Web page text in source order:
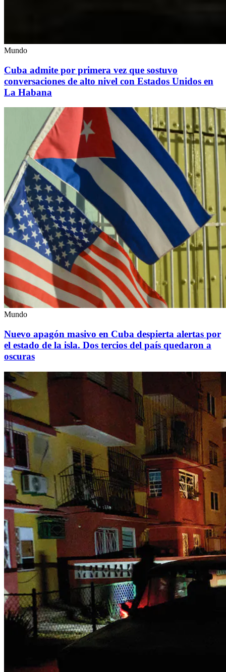
Mundo
Cuba admite por primera vez que sostuvo
conversaciones de alto nivel con Estados Unidos en
La Habana
Mundo
Nuevo apagón masivo en Cuba despierta alertas por
el estado de la isla. Dos tercios del país quedaron a
oscuras